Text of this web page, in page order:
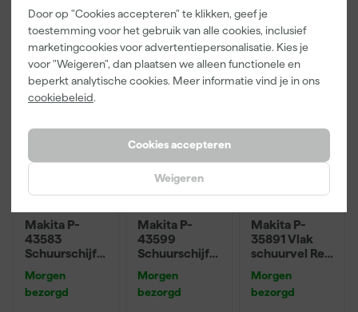
Door op "Cookies accepteren" te klikken, geef je
toestemming voor het gebruik van alle cookies, inclusief
marketingcookies voor advertentiepersonalisatie. Kies je
voor "Weigeren", dan plaatsen we alleen functionele en
beperkt analytische cookies. Meer informatie vind je in ons
cookiebeleid.
Cookies accepteren
Weigeren
98 ,
incl. BTW
24,
incl. BTW
7,00
incl. BTW
Makita P-
43583
Schuurschijf
125mm (10st)
Morgen
bezorgd
Makita P-
43599
Schuurschijf
125mm (10st)
Morgen
bezorgd
Makita P-
35891 Vlak
schuurvel Red
185mm (10st)
Morgen
bezorgd